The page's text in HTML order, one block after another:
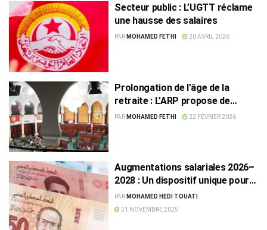
Secteur public : L’UGTT réclame
une hausse des salaires
PAR MOHAMED FETHI 20 AVRIL 2026
Prolongation de l’âge de la
retraite : L’ARP propose de
nouvelles règles pour le secteur
PAR MOHAMED FETHI 22 FÉVRIER 2026
Augmentations salariales 2026–
2028 : Un dispositif unique pour
le public, le privé et les retraités
PAR MOHAMED HEDI TOUATI
21 NOVEMBRE 2025